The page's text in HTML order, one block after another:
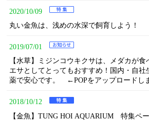
2020/10/09
丸い金魚は、浅めの水深で飼育しよう！
2019/07/01
【水草】ミジンコウキクサは、メダカが
エサとしてとってもおすすめ！国内・自社
薬で安心です。 ←POPをアップロードし
2018/10/12
【金魚】TUNG HOI AQUARIUM 特集ペ